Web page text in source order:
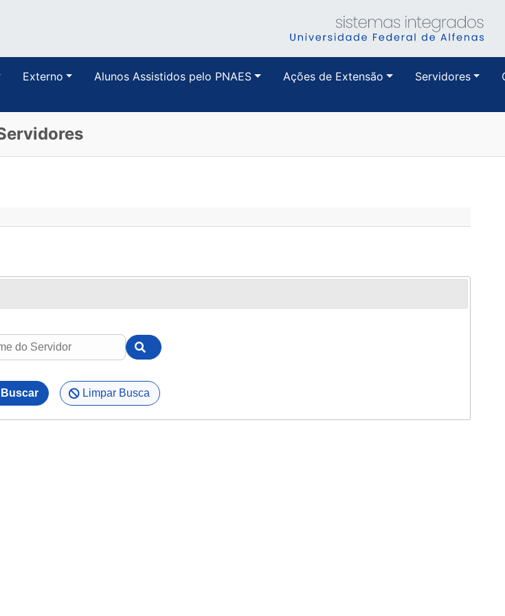
Externo Alunos Assistidos pelo PNAES Ações de Extensão Servidores
Buscar Limpar Busca